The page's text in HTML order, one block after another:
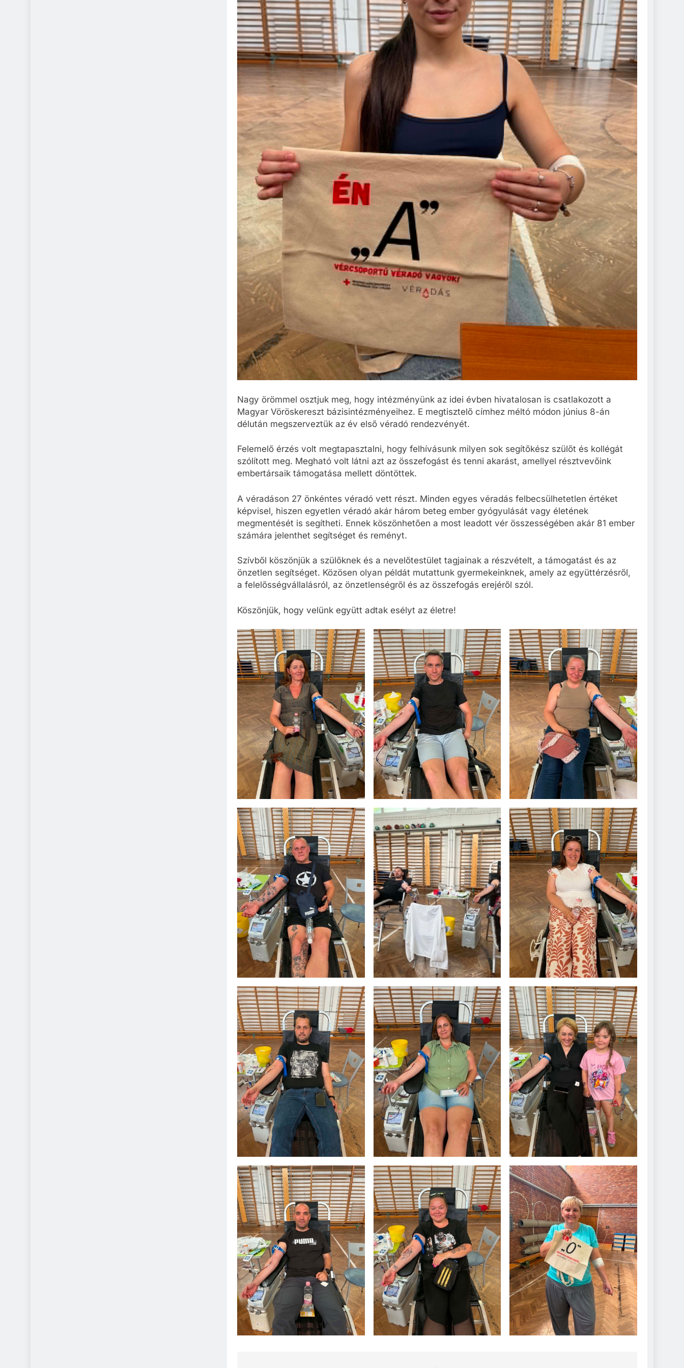
Nagy örömmel osztjuk meg, hogy intézményünk az idei évben hivatalosan is csatlakozott a
Magyar Vöröskereszt bázisintézményeihez. E megtisztelő címhez méltó módon június 8-án
délután megszerveztük az év első véradó rendezvényét.
Felemelő érzés volt megtapasztalni, hogy felhívásunk milyen sok segítőkész szülőt és kollégát
szólított meg. Megható volt látni azt az összefogást és tenni akarást, amellyel résztvevőink
embertársaik támogatása mellett döntöttek.
A véradáson 27 önkéntes véradó vett részt. Minden egyes véradás felbecsülhetetlen értéket
képvisel, hiszen egyetlen véradó akár három beteg ember gyógyulását vagy életének
megmentését is segítheti. Ennek köszönhetően a most leadott vér összességében akár 81 ember
számára jelenthet segítséget és reményt.
Szívből köszönjük a szülőknek és a nevelőtestület tagjainak a részvételt, a támogatást és az
önzetlen segítséget. Közösen olyan példát mutattunk gyermekeinknek, amely az együttérzésről,
a felelősségvállalásról, az önzetlenségről és az összefogás erejéről szól.
Köszönjük, hogy velünk együtt adtak esélyt az életre!